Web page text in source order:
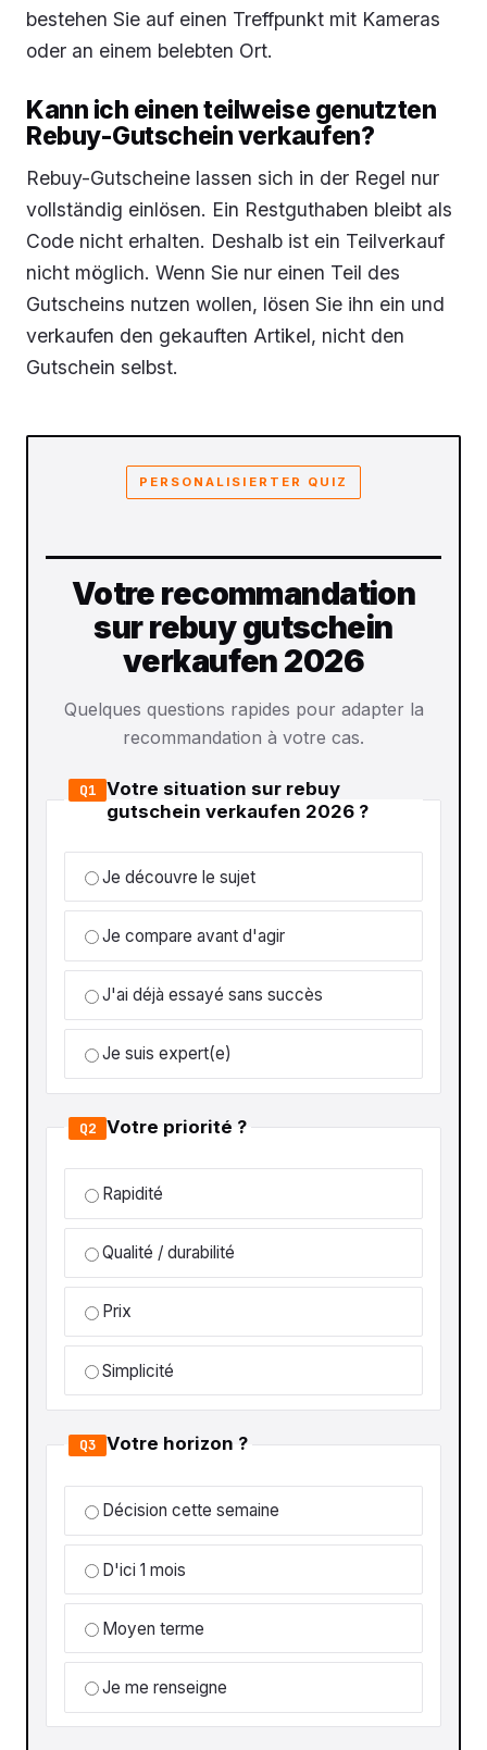
bestehen Sie auf einen Treffpunkt mit Kameras
oder an einem belebten Ort.
Kann ich einen teilweise genutzten
Rebuy-Gutschein verkaufen?
Rebuy-Gutscheine lassen sich in der Regel nur
vollständig einlösen. Ein Restguthaben bleibt als
Code nicht erhalten. Deshalb ist ein Teilverkauf
nicht möglich. Wenn Sie nur einen Teil des
Gutscheins nutzen wollen, lösen Sie ihn ein und
verkaufen den gekauften Artikel, nicht den
Gutschein selbst.
PERSONALISIERTER QUIZ
Votre recommandation
sur rebuy gutschein
verkaufen 2026
Quelques questions rapides pour adapter la
recommandation à votre cas.
Q1 Votre situation sur rebuy
gutschein verkaufen 2026 ?
Je découvre le sujet
Je compare avant d'agir
J'ai déjà essayé sans succès
Je suis expert(e)
Q2 Votre priorité ?
Rapidité
Qualité / durabilité
Prix
Simplicité
Q3 Votre horizon ?
Décision cette semaine
D'ici 1 mois
Moyen terme
Je me renseigne